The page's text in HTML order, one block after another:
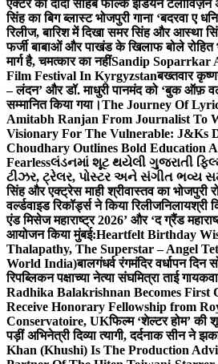
एक्टर का दादा साहब फाल्के इंडियन टेलीविज़न
सिंह का बिग ब्लास्ट भोजपुरी गाना ‘बदरवा ए
रिलीज, बारिश में दिखा समर सिंह और आस्था
फर्जी बाबाओं और पाखंड के खिलाफ बोले रोहित
मार्ग है, चमत्कार का नहींSandip Soparrkar
Film Festival In Kyrgyzstanबख्तवार
– लंदन’ और डॉ. माधुरी पानमंद को ‘बुक ऑफ़
सम्मानित किया गया।The Journey Of
Amitabh Ranjan From Journalist To
Visionary For The Vulnerable: J&Ks
Choudhary Outlines Bold Education
Fearlessલંડનમાં શૂટ થયેલી ગુજરાતી
ટીઝર, ટ્રેલર, પોસ્ટર અને સંગીત ભવ્ય
सिंह और एक्ट्रेस माही श्रीवास्तव का भोजपुरी
वर्ल्डवाइड रिकॉर्ड्स ने किया रिलीजनिलायश्री
एंड मिसेज महाराष्ट्र 2026’ और ‘द ग्रैंड
आयोजन किया मुंबई:Heartfelt Birthday
Thalapathy, The Superstar – Angel
World India)बालगंधर्व रंगमंदिर वर्धापन दिन
रिपब्लिकन पक्षाच्या नेत्या संघमित्रा ताई
Radhika Balakrishnan Becomes First
Receive Honorary Fellowship from
Conservatoire, UKफिल्म ‘शेल्टर होम’ की
पड़ीं अभिनेत्री दिव्या त्यागी, दर्दनाक सीन ने
Khan (Khushi) Is The Production